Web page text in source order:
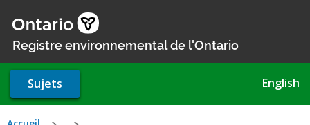
au
contenu
Registre environnemental de l'Ontario
Sujets English